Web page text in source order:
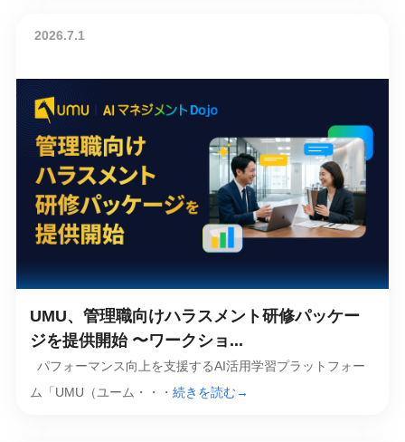
2026.7.1
UMU、管理職向けハラスメント研修パッケー
ジを提供開始 〜ワークショ...
パフォーマンス向上を支援するAI活用学習プラットフォー
ム「UMU（ユーム・・・ 続きを読む→